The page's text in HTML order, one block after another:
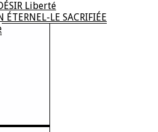
Liberté
ÉTERNEL-LE SACRIFIÉE